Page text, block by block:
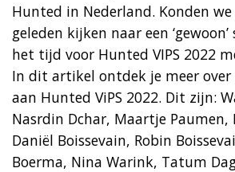
Hunted in Nederland. Konden
geleden kijken naar een
het tijd voor Hunted VIPS 2022
In dit artikel ontdek je meer over
aan Hunted ViPS 2022. Dit zijn:
Nasrdin Dchar, Maartje Paumen,
Daniël Boissevain, Robin
Boerma, Nina Warink, Tatum